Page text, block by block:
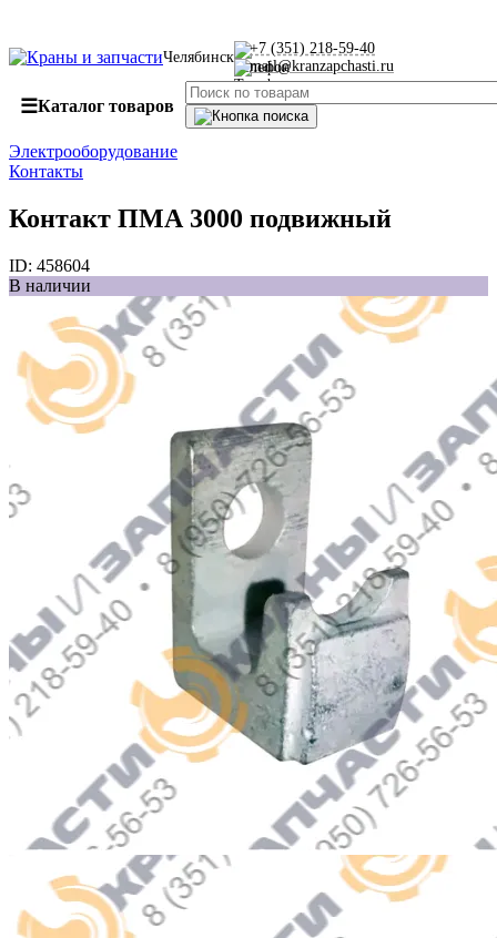
Челябинск
+7 (351) 218-59-40
mail@kranzapchasti.ru
☰Каталог товаров
Электрооборудование
Контакты
Контакт ПМА 3000 подвижный
ID: 458604
В наличии